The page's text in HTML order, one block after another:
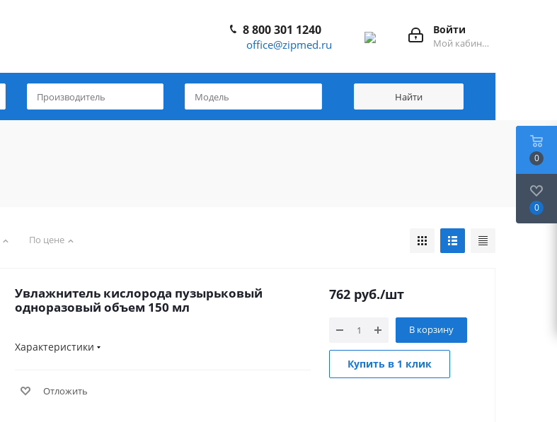
Войти
Мой кабинет
8 800 301 1240
office@zipmed.ru
По цене
Увлажнитель кислорода пузырьковый
одноразовый объем 150 мл
Характеристики
Отложить
762 руб./шт
В корзину
Купить в 1 клик
0
0